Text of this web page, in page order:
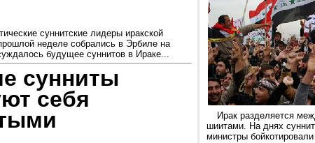
суннитские лидеры иракской
неделе собрались в Эрбиле на
будущее суннитов в Ираке...
сунниты
себя
Ирак разделяется
шиитами. На днях
министры